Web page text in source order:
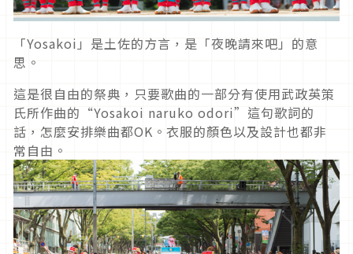
「Yosakoi」是土佐的方言，是「夜晚請來吧」的意
思。
這是很自由的祭典，只要歌曲的一部分有使用武政英策
氏所作曲的“Yosakoi naruko odori”這句歌詞的
話，怎麼安排樂曲都OK。衣服的顏色以及設計也都非
常自由。